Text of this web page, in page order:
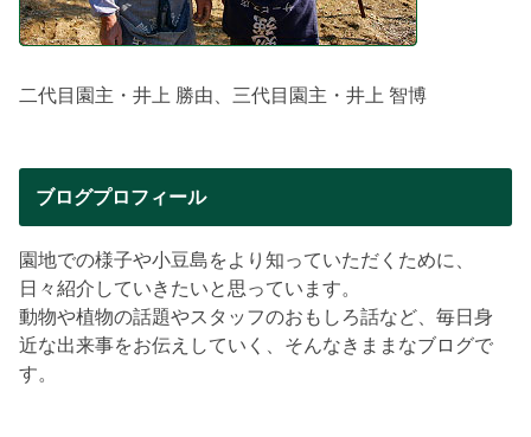
二代目園主・井上 勝由、三代目園主・井上 智博
ブログプロフィール
園地での様子や小豆島をより知っていただくために、
日々紹介していきたいと思っています。
動物や植物の話題やスタッフのおもしろ話など、毎日身
近な出来事をお伝えしていく、そんなきままなブログで
す。